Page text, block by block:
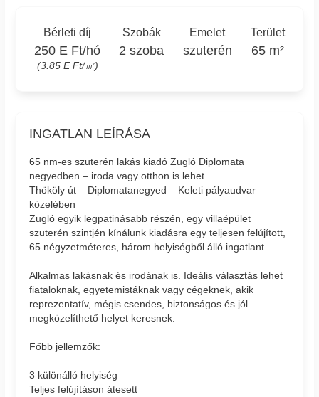
Bérleti díj
250 E Ft/hó
(3.85 E Ft/㎡)
Szobák
2 szoba
Emelet
szuterén
Terület
65 m²
INGATLAN LEÍRÁSA
65 nm-es szuterén lakás kiadó Zugló Diplomata
negyedben – iroda vagy otthon is lehet
Thököly út – Diplomatanegyed – Keleti pályaudvar
közelében
Zugló egyik legpatinásabb részén, egy villaépület
szuterén szintjén kínálunk kiadásra egy teljesen felújított,
65 négyzetméteres, három helyiségből álló ingatlant.
Alkalmas lakásnak és irodának is. Ideális választás lehet
fiataloknak, egyetemistáknak vagy cégeknek, akik
reprezentatív, mégis csendes, biztonságos és jól
megközelíthető helyet keresnek.
Főbb jellemzők:
3 különálló helyiség
Teljes felújításon átesett